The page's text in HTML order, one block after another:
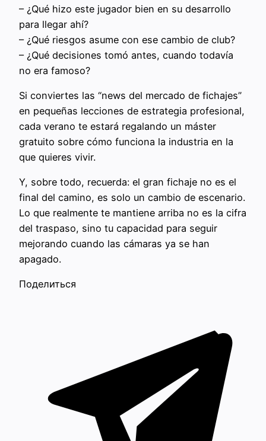
– ¿Qué hizo este jugador bien en su desarrollo
para llegar ahí?
– ¿Qué riesgos asume con ese cambio de club?
– ¿Qué decisiones tomó antes, cuando todavía
no era famoso?
Si conviertes las “news del mercado de fichajes”
en pequeñas lecciones de estrategia profesional,
cada verano te estará regalando un máster
gratuito sobre cómo funciona la industria en la
que quieres vivir.
Y, sobre todo, recuerda: el gran fichaje no es el
final del camino, es solo un cambio de escenario.
Lo que realmente te mantiene arriba no es la cifra
del traspaso, sino tu capacidad para seguir
mejorando cuando las cámaras ya se han
apagado.
Поделиться